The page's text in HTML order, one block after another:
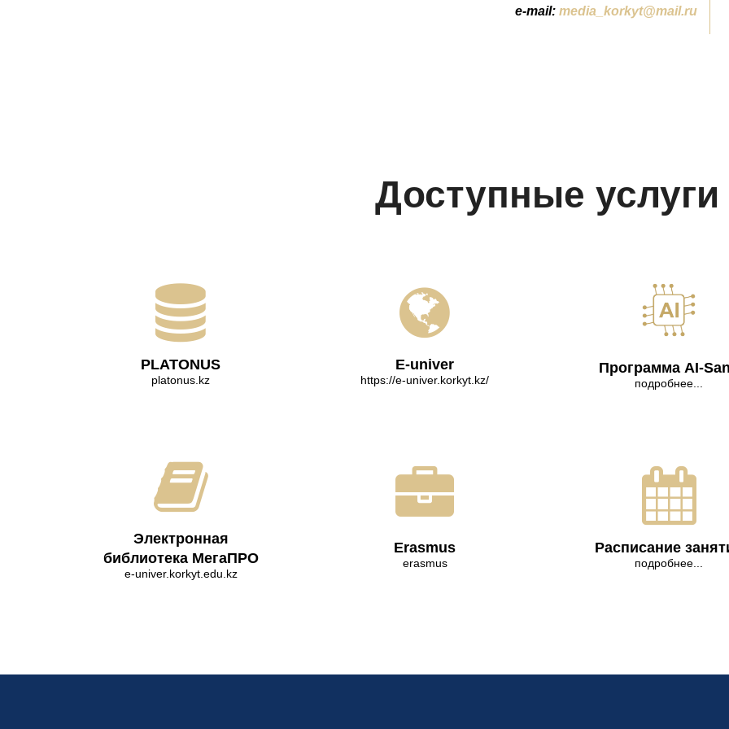
e-mail: media_korkyt@mail.ru
Доступные услуги
PLATONUS
platonus.kz
E-univer
https://e-univer.korkyt.kz/
Программа AI-
подробнее...
Электронная
библиотека МегаПРО
e-univer.korkyt.edu.kz
Erasmus
erasmus
Расписание
подробнее...